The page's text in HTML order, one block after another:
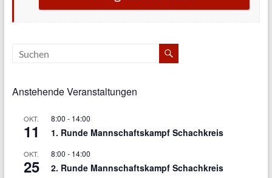
Anstehende Veranstaltungen
OKT.
11
8:00 - 14:00
1. Runde Mannschaftskampf Schachkreis
OKT.
25
8:00 - 14:00
2. Runde Mannschaftskampf Schachkreis